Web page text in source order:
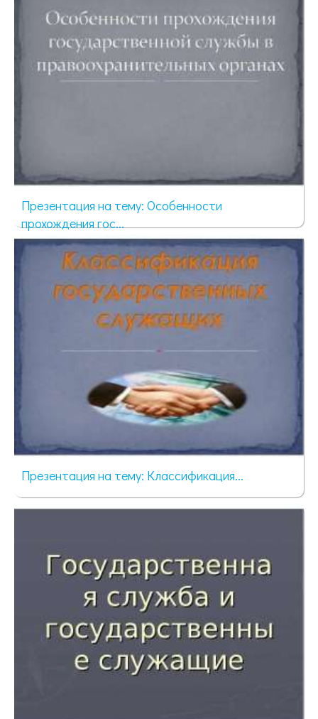
Презентация на тему: Особенности
прохождения гос...
673 просмотра
Презентация на тему: Классификация...